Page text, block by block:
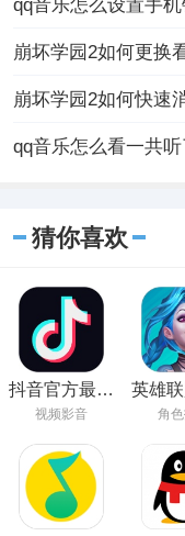
猜你喜欢
抖音官方最新
版下载
视频影音
英雄
正
角